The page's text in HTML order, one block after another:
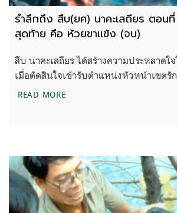
รำลึกถึง สืบ(ยศ) นาคะเสถียร ตอน
สุดท้าย คือ ห้วยขาแข้ง (จบ)
สืบ นาคะเสถียร ได้สร้างความประหลาด
เมื่อตัดสินใจเข้ารับตำแหน่งหัวหน้าเขต
READ MOREรำลึกถึง สืบ(ยศ) นาคะเสถีย